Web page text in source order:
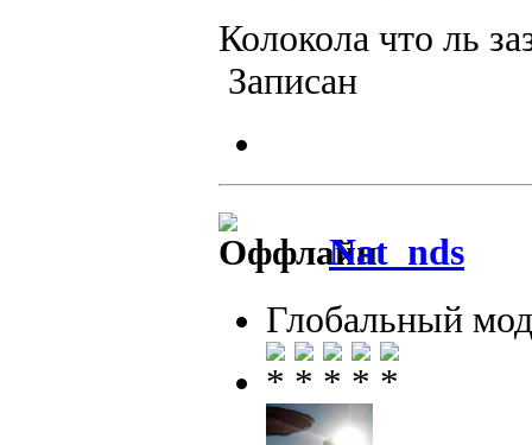
Колокола что ль
Записан
Nat_nds
Глобальный